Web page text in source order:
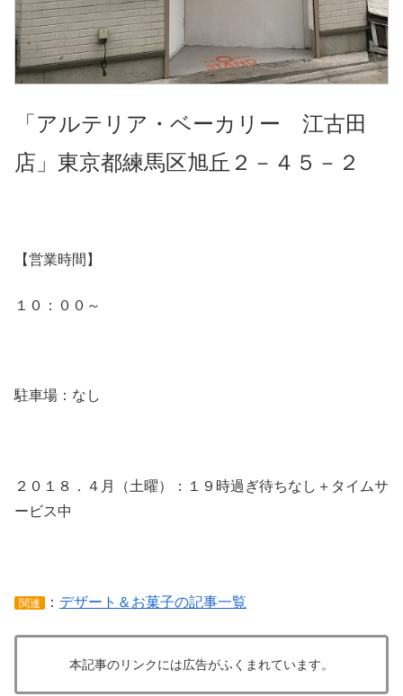
「アルテリア・ベーカリー 江古田
店」東京都練馬区旭丘２－４５－２
【営業時間】
１０：００～
駐車場：なし
２０１８．４月（土曜）：１９時過ぎ待ちなし＋タイムサ
ービス中
関連 ： デザート＆お菓子の記事一覧
本記事のリンクには広告がふくまれています。